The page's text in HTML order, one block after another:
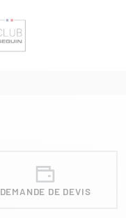
DEMANDE DE DEVIS